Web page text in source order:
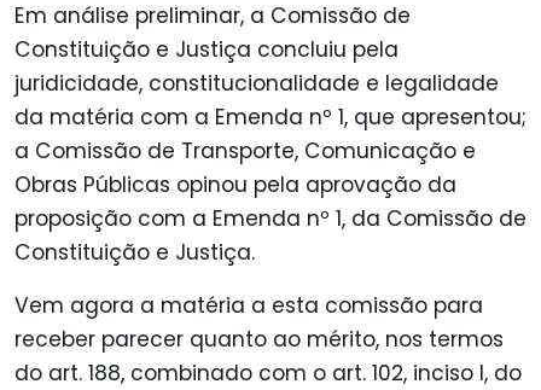
Em análise preliminar, a Comissão de
Constituição e Justiça concluiu pela
juridicidade, constitucionalidade e legalidade
da matéria com a Emenda nº 1, que apresentou;
a Comissão de Transporte, Comunicação e
Obras Públicas opinou pela aprovação da
proposição com a Emenda nº 1, da Comissão de
Constituição e Justiça.
Vem agora a matéria a esta comissão para
receber parecer quanto ao mérito, nos termos
do art. 188, combinado com o art. 102, inciso I, do